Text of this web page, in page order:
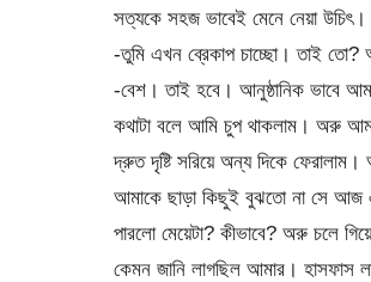
সত্যকে সহজ ভাবেই মেনে নেয়া
-তুমি এখন ব্রেকাপ চাচ্ছো। তাই
-বেশ। তাই হবে। আনুষ্ঠানিক ভাবে
কথাটা বলে আমি চুপ থাকলাম। অরু
দ্রুত দৃষ্টি সরিয়ে অন্য দিকে
আমাকে ছাড়া কিছুই বুঝতো না সে আজ
পারলো মেয়েটা? কীভাবে? অরু চলে
কেমন জানি লাগছিল আমার। হাসফাস